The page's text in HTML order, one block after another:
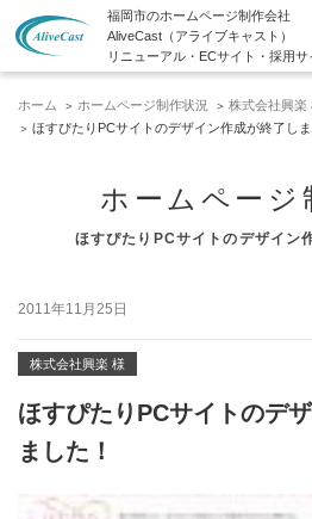
福岡市のホームページ制作会社
AliveCast（アライブキャスト）
リニューアル・ECサイト・採用サ
ホーム ホームページ制作状況
株式会社興楽
ほすぴたりPCサイトのデザイン作成が終了しま
ホームページ
ほすぴたりPCサイトのデザイン
2011年11月25日
株式会社興楽 様
ほすぴたりPCサイトのデ
ました！